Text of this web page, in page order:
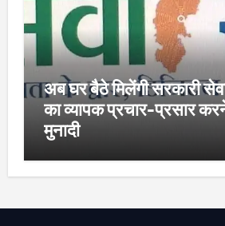
अब घर बैठे मिलेंगी सरकारी
का व्यापक प्रचार-प्रसार करने
मुनादी